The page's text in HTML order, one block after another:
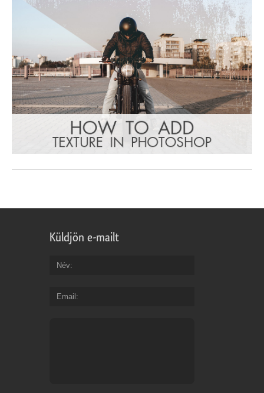
Küldjön e-mailt
Név
Email